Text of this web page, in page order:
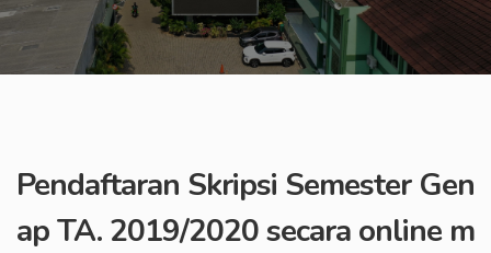
Pendaftaran Skripsi Semester Gen
ap TA. 2019/2020 secara online m